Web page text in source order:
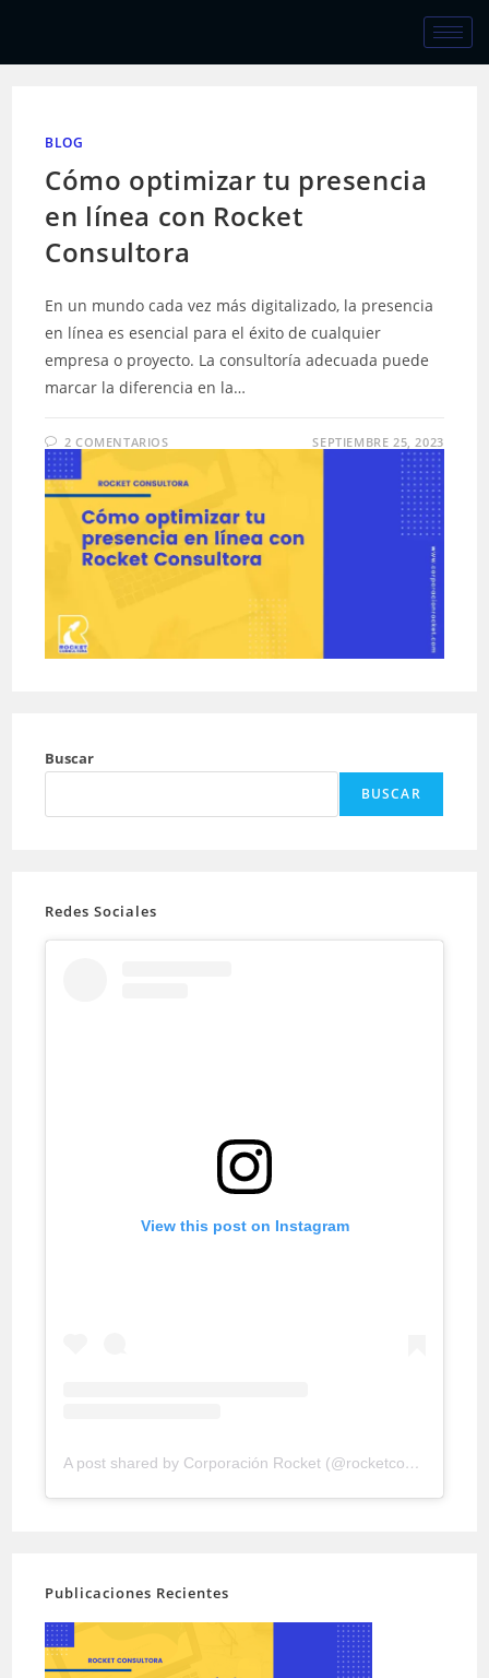
BLOG
Cómo optimizar tu presencia
en línea con Rocket
Consultora
En un mundo cada vez más digitalizado, la presencia
en línea es esencial para el éxito de cualquier
empresa o proyecto. La consultoría adecuada puede
marcar la diferencia en la…
2 COMENTARIOS SEPTIEMBRE 25, 2023
Buscar
BUSCAR
Redes Sociales
View this post on Instagram
A post shared by Corporación Rocket (@rocketconsultora)
Publicaciones Recientes